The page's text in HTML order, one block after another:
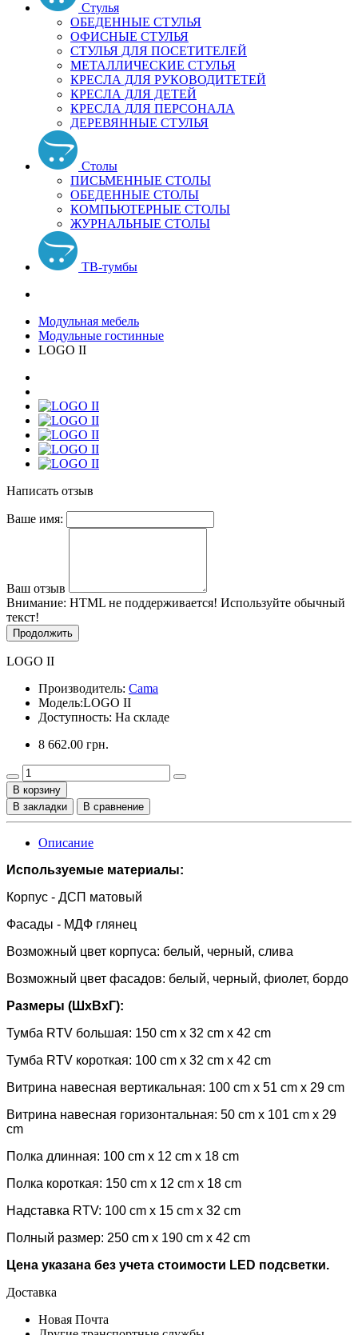
Стулья
ОБЕДЕННЫЕ СТУЛЬЯ
ОФИСНЫЕ СТУЛЬЯ
СТУЛЬЯ ДЛЯ ПОСЕТИТЕЛЕЙ
МЕТАЛЛИЧЕСКИЕ СТУЛЬЯ
КРЕСЛА ДЛЯ РУКОВОДИТЕТЕЙ
КРЕСЛА ДЛЯ ДЕТЕЙ
КРЕСЛА ДЛЯ ПЕРСОНАЛА
ДЕРЕВЯННЫЕ СТУЛЬЯ
Столы
ПИСЬМЕННЫЕ СТОЛЫ
ОБЕДЕННЫЕ СТОЛЫ
КОМПЬЮТЕРНЫЕ СТОЛЫ
ЖУРНАЛЬНЫЕ СТОЛЫ
ТВ-тумбы
Модульная мебель
Модульные гостинные
LOGO II
Написать отзыв
Ваше имя:
Ваш отзыв
Внимание: HTML не поддерживается! Используйте обычный
текст!
Продолжить
LOGO II
Производитель: Cama
Модель:LOGO II
Доступность: На складе
8 662.00 грн.
В корзину
В закладки
В сравнение
Описание
Используемые материалы:
Корпус - ДСП матовый
Фасады - МДФ глянец
Возможный цвет корпуса: белый, черный, слива
Возможный цвет фасадов: белый, черный, фиолет, бордо
Размеры (ШхВхГ):
Тумба RTV большая: 150 cm х 32 cm х 42 cm
Тумба RTV короткая: 100 cm х 32 cm х 42 cm
Витрина навесная вертикальная: 100 cm х 51 cm х 29 cm
Витрина навесная горизонтальная: 50 cm х 101 cm х 29
cm
Полка длинная: 100 cm х 12 cm х 18 cm
Полка короткая: 150 cm х 12 cm х 18 cm
Надставка RTV: 100 cm х 15 cm х 32 cm
Полный размер: 250 cm х 190 cm х 42 cm
Цена указана без учета стоимости LED подсветки.
Доставка
Новая Почта